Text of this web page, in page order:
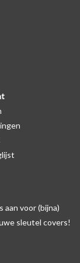
voor (bijna)
sleutel covers!